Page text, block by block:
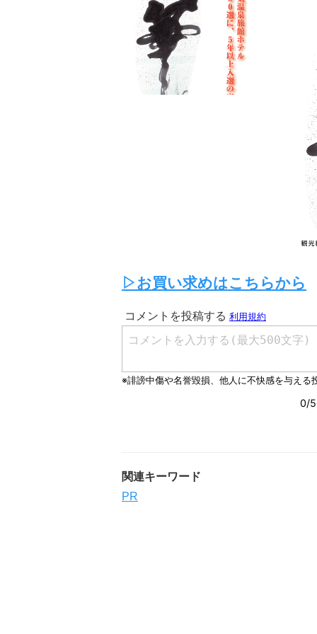
▷お買い求めはこちらから
関連キーワード
PR